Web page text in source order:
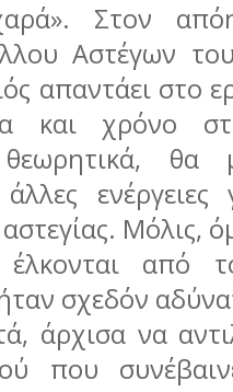
Στον
Αστέγων
απαντάει στο
και χρόνο
θα
Μόλις,
από
σχεδόν
άρχισα να
που